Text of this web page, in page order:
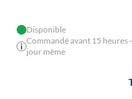
Disponible
Commandé avant 15 heures
jour même